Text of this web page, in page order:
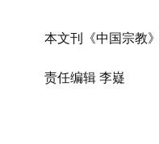
本文刊《中国宗教
责任编辑 李嶷